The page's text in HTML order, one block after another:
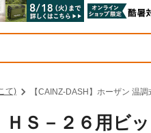
て) 【CAINZ-DASH】ホーザン 温
ＨＳ－２６用ビ